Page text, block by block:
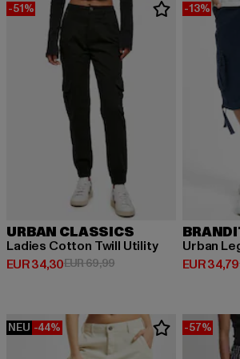
-51%
URBAN CLASSICS
Ladies Cotton Twill Utility
EUR 34,30
Derzeitiger Preis: EUR 34,30
EUR 69,99Aktionspreis: EUR 69,99
-13%
Urban
EUR 34,79
NEU -44% -57%